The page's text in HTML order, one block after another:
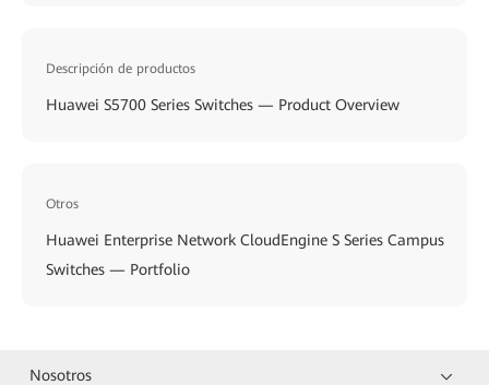
Descripción de productos
Huawei S5700 Series Switches — Product Overview
Otros
Huawei Enterprise Network CloudEngine S Series Campus
Switches — Portfolio
Nosotros